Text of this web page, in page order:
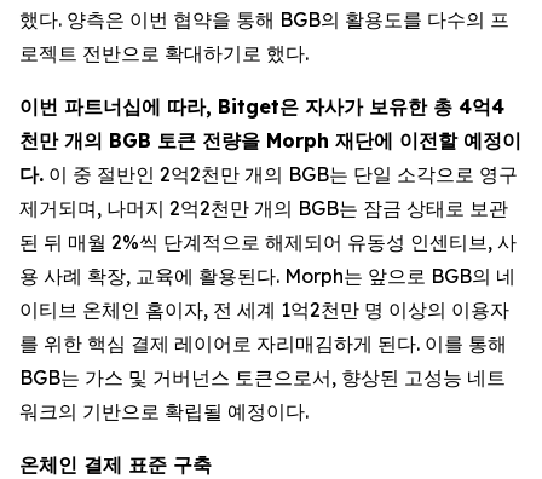
했다. 양측은 이번 협약을 통해 BGB의 활용도를 다수의 프
로젝트 전반으로 확대하기로 했다.
이번 파트너십에 따라, Bitget은 자사가 보유한 총 4억4
천만 개의 BGB 토큰 전량을 Morph 재단에 이전할 예정이
다. 이 중 절반인 2억2천만 개의 BGB는 단일 소각으로 영구
제거되며, 나머지 2억2천만 개의 BGB는 잠금 상태로 보관
된 뒤 매월 2%씩 단계적으로 해제되어 유동성 인센티브, 사
용 사례 확장, 교육에 활용된다. Morph는 앞으로 BGB의 네
이티브 온체인 홈이자, 전 세계 1억2천만 명 이상의 이용자
를 위한 핵심 결제 레이어로 자리매김하게 된다. 이를 통해
BGB는 가스 및 거버넌스 토큰으로서, 향상된 고성능 네트
워크의 기반으로 확립될 예정이다.
온체인 결제 표준 구축